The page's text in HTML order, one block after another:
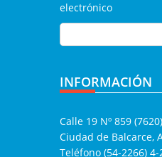
electrónico
INFORMACIÓN
Calle 19 Nº 859 (7620)
Ciudad de Balcarce,
Teléfono (54-2266) 4-